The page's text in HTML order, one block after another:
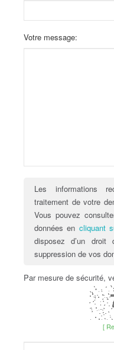
Votre message:
Les informations
traitement de votre
Vous pouvez
données en cliquant
disposez d’un droit
suppression de vos
Par mesure de sécurité,
[